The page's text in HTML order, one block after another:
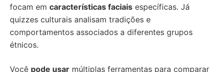
focam em características faciais específicas. Já
quizzes culturais analisam tradições e
comportamentos associados a diferentes grupos
étnicos.
Você pode usar múltiplas ferramentas para comparar